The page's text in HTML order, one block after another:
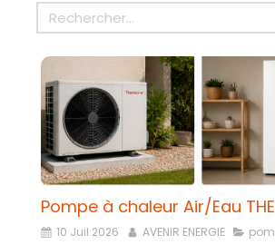
Rechercher
Pompe à chaleur Air/Eau
10 Juil 2026 AVENIR ENERGIE